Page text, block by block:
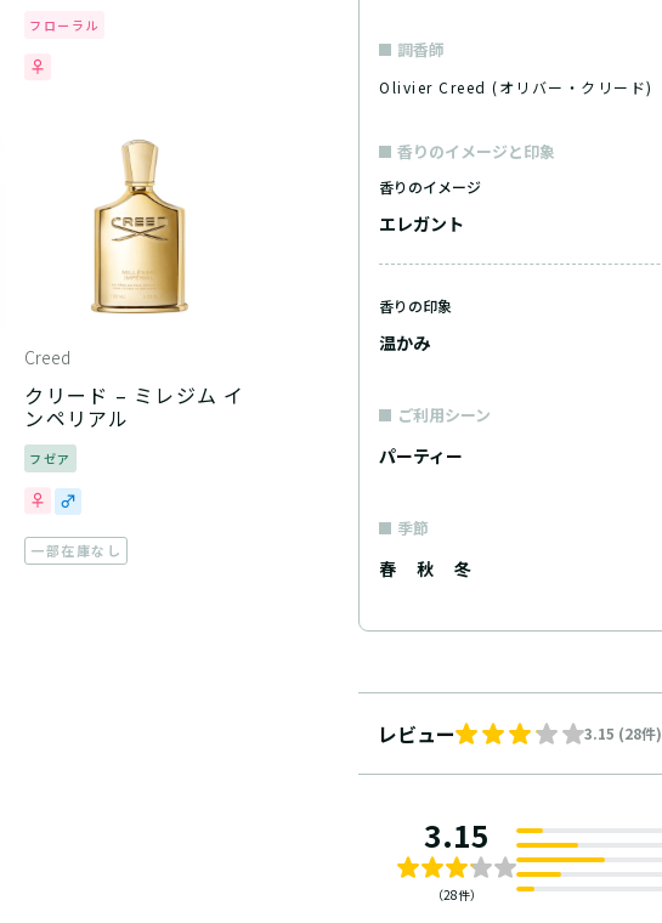
調香師
Olivier Creed (オリバー・クリード)
香りのイメージと印象
香りのイメージ
エレガント
香りの印象
温かみ
ご利用シーン
パーティー
季節
春 秋 冬
レビュー 3.15 (28件)
3.15
（28件）
フローラル
Creed
クリード – ミレジム イ
ンペリアル
フゼア
一部在庫なし